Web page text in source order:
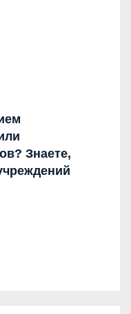
Знаете,